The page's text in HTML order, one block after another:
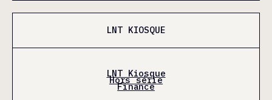
LNT KIOSQUE
LNT Kiosque
Hors série
Finance